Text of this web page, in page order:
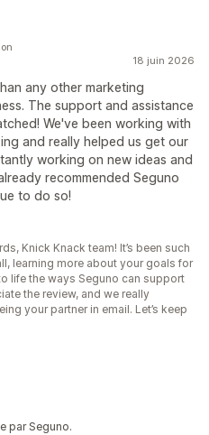
18 juin 2026
any other marketing
The support and assistance
We've been working with
and really helped us get our
working on new ideas and
recommended Seguno
to do so!
Knick Knack team! It’s been such
learning more about your goals for
life the ways Seguno can support
the review, and we really
your partner in email. Let’s keep
par Seguno.